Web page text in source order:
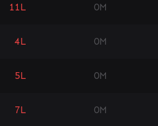
11L 0M
4L 0M
5L 0M
7L 0M